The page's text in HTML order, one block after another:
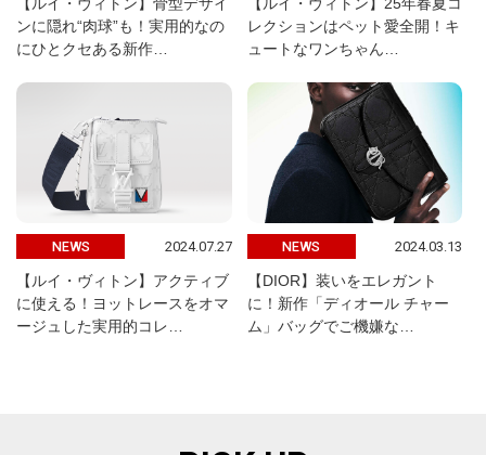
【ルイ・ヴィトン】骨型デザイ
ンに隠れ“肉球”も！実用的なの
にひとクセある新作…
【ルイ・ヴィトン】25年春夏コ
レクションはペット愛全開！キ
ュートなワンちゃん…
NEWS 2024.07.27
【ルイ・ヴィトン】アクティブ
に使える！ヨットレースをオマ
ージュした実用的コレ…
NEWS 2024.03.13
【DIOR】装いをエレガント
に！新作「ディオール チャー
ム」バッグでご機嫌な…